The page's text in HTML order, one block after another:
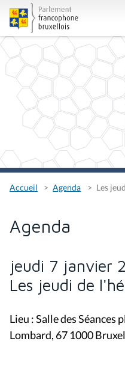
Accueil Agenda Les
Agenda
jeudi 7 janvier
Les jeudi de
Lieu : Salle des Séances
Lombard, 67 1000